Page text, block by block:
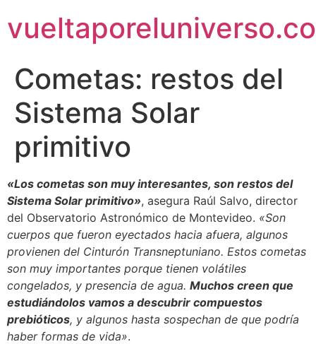
Cometas: restos del
Sistema Solar
primitivo
«Los cometas son muy interesantes, son restos del
Sistema Solar primitivo», asegura Raúl Salvo, director
del Observatorio Astronómico de Montevideo. «Son
cuerpos que fueron eyectados hacia afuera, algunos
provienen del Cinturón Transneptuniano. Estos cometas
son muy importantes porque tienen volátiles
congelados, y presencia de agua. Muchos creen que
estudiándolos vamos a descubrir compuestos
prebióticos, y algunos hasta sospechan de que podría
haber formas de vida».